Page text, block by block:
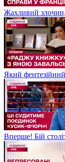
Жахливий
Який
Вперше! Бій